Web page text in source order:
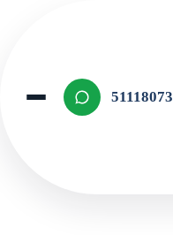
51118073